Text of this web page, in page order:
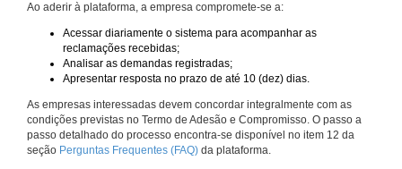
Ao aderir à plataforma, a empresa compromete-se a:
Acessar diariamente o sistema para acompanhar as
reclamações recebidas;
Analisar as demandas registradas;
Apresentar resposta no prazo de até 10 (dez) dias.
As empresas interessadas devem concordar integralmente com as
condições previstas no Termo de Adesão e Compromisso. O passo a
passo detalhado do processo encontra-se disponível no item 12 da
seção Perguntas Frequentes (FAQ) da plataforma.